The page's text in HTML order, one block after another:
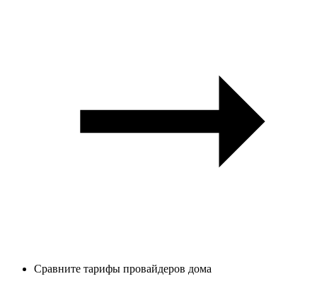
Сравните тарифы провайдеров дома